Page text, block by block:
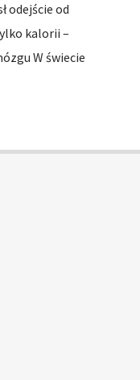
odejście od
kalorii –
W świecie